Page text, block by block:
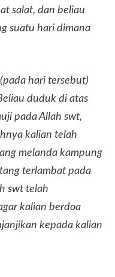
salat, dan beliau
suatu hari dimana
hari tersebut)
duduk di atas
pada Allah swt,
kalian telah
melanda kampung
terlambat pada
swt telah
kalian berdoa
kepada kalian